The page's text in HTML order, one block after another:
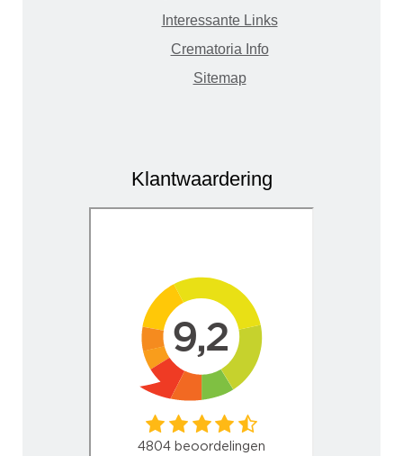
Interessante Links
Crematoria Info
Sitemap
Klantwaardering